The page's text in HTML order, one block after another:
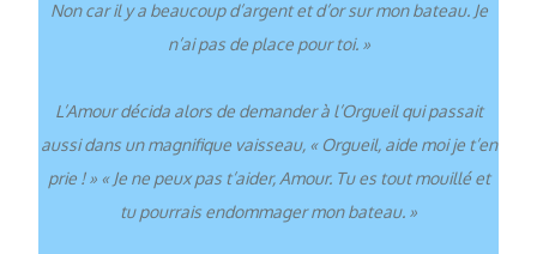
Non car il y a beaucoup d’argent et d’or sur mon bateau. Je
n’ai pas de place pour toi. »
L’Amour décida alors de demander à l’Orgueil qui passait
aussi dans un magnifique vaisseau, « Orgueil, aide moi je t’en
prie ! » « Je ne peux pas t’aider, Amour. Tu es tout mouillé et
tu pourrais endommager mon bateau. »